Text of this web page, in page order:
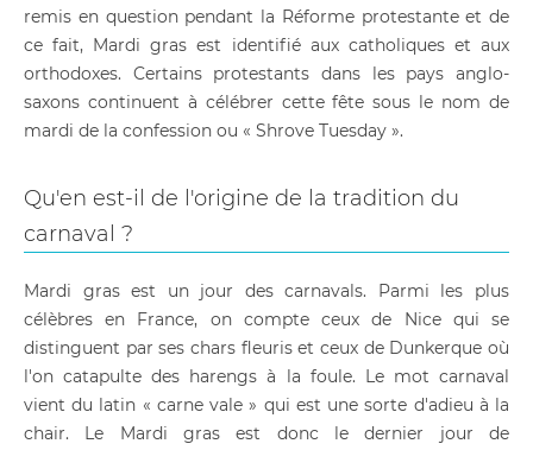
remis en question pendant la Réforme protestante et de
ce fait, Mardi gras est identifié aux catholiques et aux
orthodoxes. Certains protestants dans les pays anglo-
saxons continuent à célébrer cette fête sous le nom de
mardi de la confession ou « Shrove Tuesday ».
Qu'en est-il de l'origine de la tradition du
carnaval ?
Mardi gras est un jour des carnavals. Parmi les plus
célèbres en France, on compte ceux de Nice qui se
distinguent par ses chars fleuris et ceux de Dunkerque où
l'on catapulte des harengs à la foule. Le mot carnaval
vient du latin « carne vale » qui est une sorte d'adieu à la
chair. Le Mardi gras est donc le dernier jour de